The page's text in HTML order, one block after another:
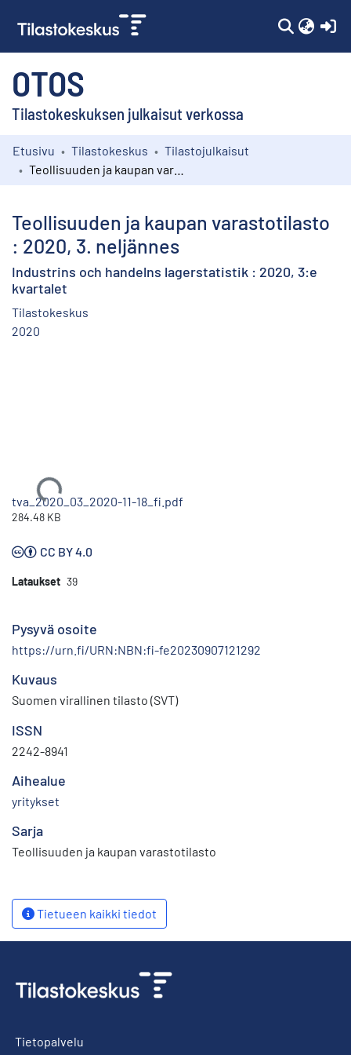
OTOS
Tilastokeskuksen julkaisut verkossa
Kokoelmat
Etusivu Tilastokeskus
Tilastojulkaisut
Teollisuuden ja kaupan varastotilasto
: 2020, 3. neljännes
Industrins och handelns lagerstatistik : 2020, 3:e
kvartalet
Tilastokeskus
2020
Ladataan...
tva_2020_03_2020-11-18_fi.pdf
284.48 KB
CC BY 4.0
Lataukset 39
Pysyvä osoite
https://urn.fi/URN:NBN:fi-fe20230907121292
Kuvaus
Suomen virallinen tilasto (SVT)
ISSN
2242-8941
Aihealue
yritykset
Sarja
Teollisuuden ja kaupan varastotilasto
Tietueen kaikki tiedot
Tietopalvelu